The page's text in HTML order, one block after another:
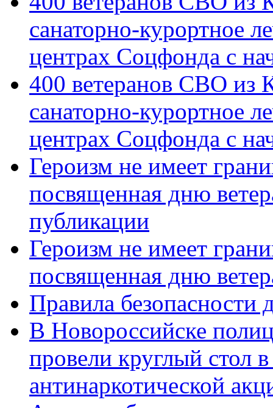
санаторно-курортное
центрах Соцфонда с
400 ветеранов СВО из
санаторно-курортное
центрах Соцфонда с
Героизм не имеет
посвященная дню
публикации
Героизм не имеет
посвященная дню
Правила безопасности
В Новороссийске
провели круглый стол
антинаркотической